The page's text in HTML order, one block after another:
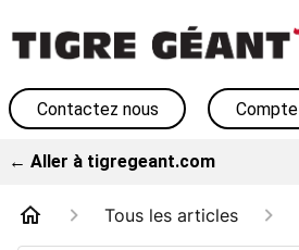
Contactez nous Compte
← Aller à tigregeant.com
Tous les articles